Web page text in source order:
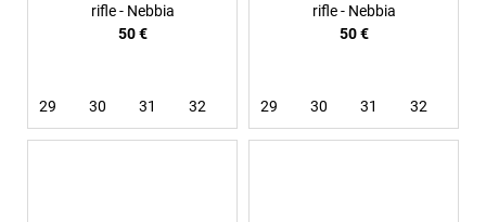
rifle - Nebbia
50 €
29 30 31 32
rifle - Nebbia
50 €
29 30 31 32